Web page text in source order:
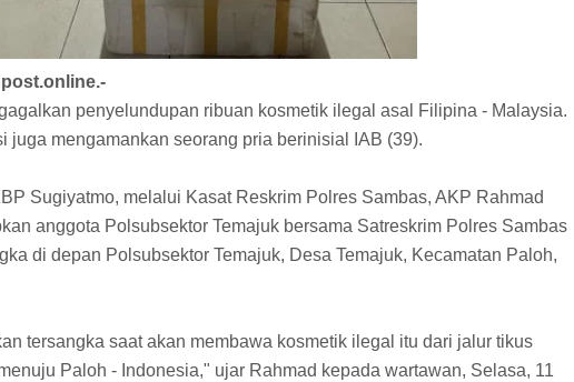
penyelundupan ribuan kosmetik ilegal asal Filipina - Malaysia.
juga mengamankan seorang pria berinisial IAB (39).
Sugiyatmo, melalui Kasat Reskrim Polres Sambas, AKP Rahmad
anggota Polsubsektor Temajuk bersama Satreskrim Polres Sambas
di depan Polsubsektor Temajuk, Desa Temajuk, Kecamatan Paloh,
tersangka saat akan membawa kosmetik ilegal itu dari jalur tikus
Paloh - Indonesia," ujar Rahmad kepada wartawan, Selasa, 11